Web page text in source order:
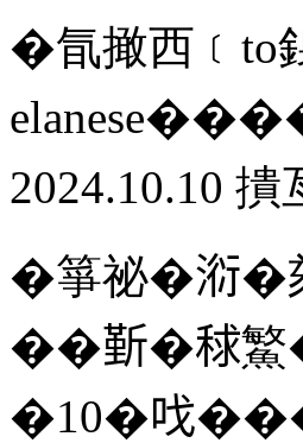
�氜撖西
2024.10.10
�箏祕�𣶹�
��𣂷�𥟇鰵